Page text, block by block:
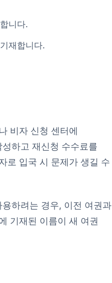
니다.
재합니다.
비자 신청 센터에
하고 재신청 수수료를
로 입국 시 문제가 생길 수
하려는 경우, 이전 여권과
기재된 이름이 새 여권